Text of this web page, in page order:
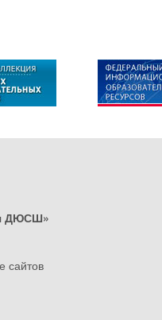
ДЮСШ»
сайтов